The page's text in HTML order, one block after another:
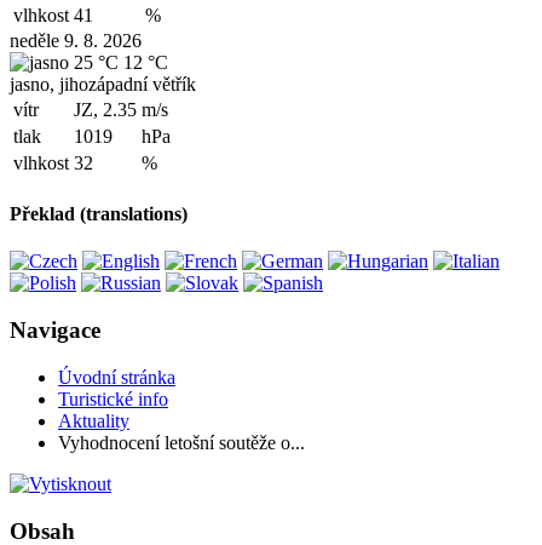
vlhkost 41
%
neděle 9. 8. 2026
25 °C 12 °C
jasno, jihozápadní větřík
vítr
JZ, 2.35 m/s
tlak
1019
hPa
vlhkost 32 %
Překlad (translations)
Navigace
Úvodní stránka
Turistické info
Aktuality
Vyhodnocení letošní soutěže o...
Obsah